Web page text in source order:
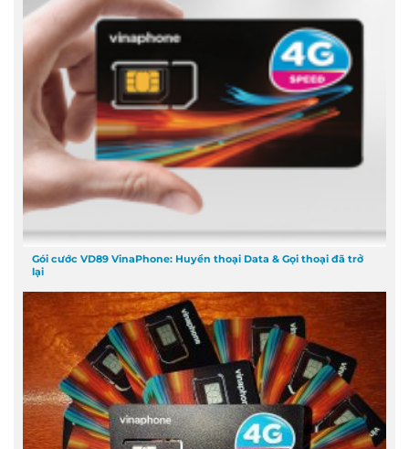
Gói cước VD89 VinaPhone: Huyền thoại Data & Gọi thoại đã trở
lại